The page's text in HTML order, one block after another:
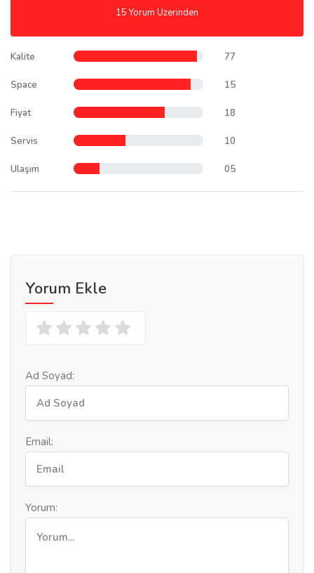
15 Yorum Uzerinden
Kalite 77
Space 15
Fiyat 18
Servis 10
Ulaşım 05
Yorum Ekle
Ad Soyad:
Email:
Yorum: